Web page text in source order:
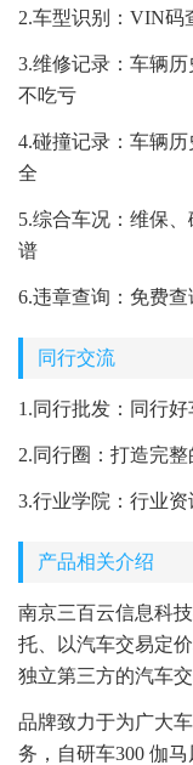
2.车型识别：VIN码
3.维修记录：车辆
不吃亏
4.碰撞记录：车辆
全
5.综合车况：维保
谱
6.违章查询：免费
同行交流
1.同行批发：同行
2.同行圈：打造完
3.行业学院：行业
产品相关介绍
南京三百云信息科
托、以汽车交易定
独立第三方的汽车交
品牌致力于为广大
务，自研车300 伽